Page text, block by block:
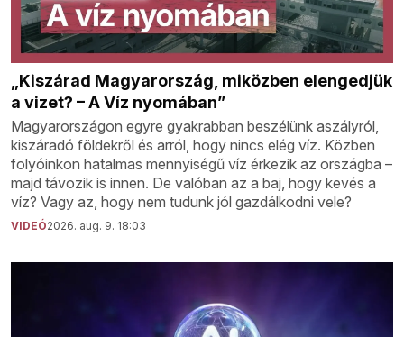
„Kiszárad Magyarország, miközben elengedjük
a vizet? – A Víz nyomában”
Magyarországon egyre gyakrabban beszélünk aszályról,
kiszáradó földekről és arról, hogy nincs elég víz. Közben
folyóinkon hatalmas mennyiségű víz érkezik az országba –
majd távozik is innen. De valóban az a baj, hogy kevés a
víz? Vagy az, hogy nem tudunk jól gazdálkodni vele?
VIDEÓ2026. aug. 9. 18:03